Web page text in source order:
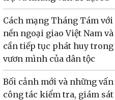
Cách mạng Tháng Tám
nền ngoại giao Việt Nam
cần tiếp tục phát huy
vươn mình của dân tộc
Bối cảnh mới và những
công tác kiểm tra, giám